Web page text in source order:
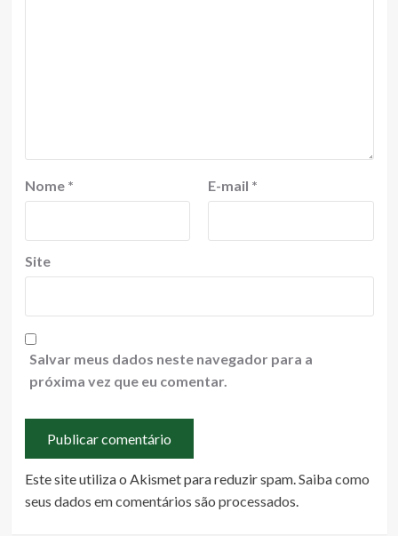
Nome * E-mail *
Site
Salvar meus dados neste navegador para a
próxima vez que eu comentar.
Este site utiliza o Akismet para reduzir spam.Saiba como
seus dados em comentários são processados.